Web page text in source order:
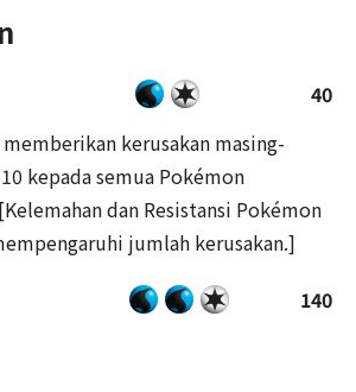
40
kerusakan masing-
kepada semua Pokémon
dan Resistansi Pokémon
jumlah kerusakan.]
140